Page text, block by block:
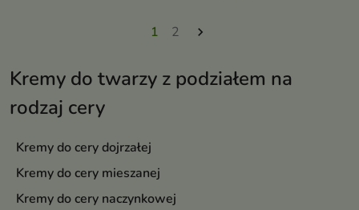
Kremy do twarzy z podziałem na
rodzaj cery
Kremy do cery dojrzałej
Kremy do cery mieszanej
Kremy do cery naczynkowej
1 2 